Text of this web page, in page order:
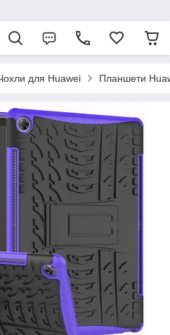
для Huawei Планшети